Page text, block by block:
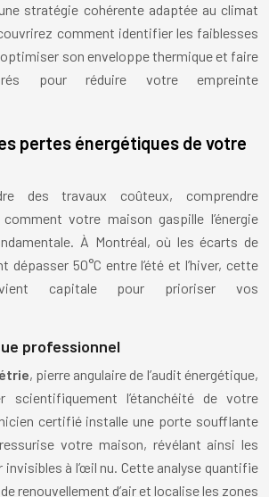
stratégie cohérente adaptée au climat
comment identifier les faiblesses
son enveloppe thermique et faire
pour réduire votre empreinte
pertes énergétiques de votre
des travaux coûteux, comprendre
votre maison gaspille l’énergie
À Montréal, où les écarts de
dépasser 50°C entre l’été et l’hiver, cette
capitale pour prioriser vos
professionnel
, pierre angulaire de l’audit énergétique,
scientifiquement l’étanchéité de votre
certifié installe une porte soufflante
votre maison, révélant ainsi les
invisibles à l’œil nu. Cette analyse quantifie
renouvellement d’air et localise les zones